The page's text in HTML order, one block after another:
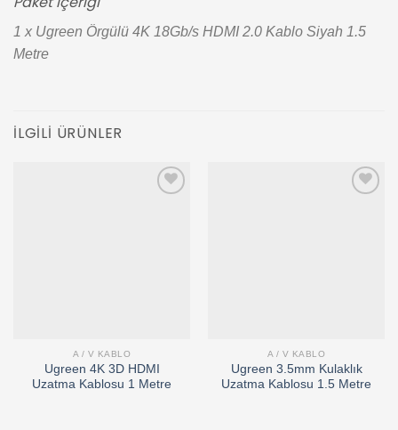
1 x Ugreen Örgülü 4K 18Gb/s HDMI 2.0 Kablo Siyah 1.5
Metre
İLGILI ÜRÜNLER
A / V KABLO
Ugreen 4K 3D HDMI
Uzatma Kablosu 1 Metre
A / V KABLO
Ugreen 3.5mm Kulaklık
Uzatma Kablosu 1.5 Metre